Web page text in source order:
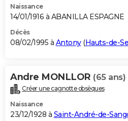
Naissance
14/01/1916 à ABANILLA ESPAGNE
Décès
08/02/1995 à Antony(Hauts-de-
Andre MONLLOR (65 ans)
Créer une cagnotte obsèques
Naissance
23/12/1928 à Saint-André-de-